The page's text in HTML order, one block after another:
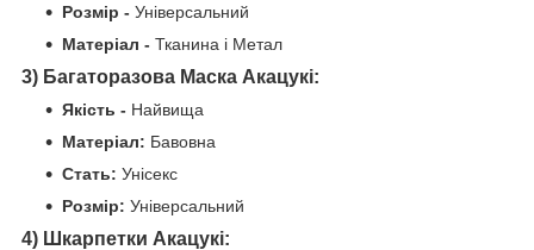
Розмір - Універсальний
Матеріал - Тканина і Метал
3) Багаторазова Маска Акацукі:
Якість - Найвища
Матеріал: Бавовна
Стать: Унісекс
Розмір: Універсальний
4) Шкарпетки Акацукі: